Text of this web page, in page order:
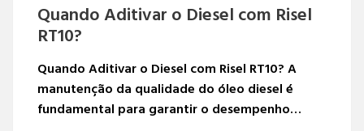
Estudo comparativo de
combustíveis náuticos com
otimizador RT10
O estudo foi direcionado ao segmento náutico
de lazer, utilizando óleo Diesel Marítimo com e